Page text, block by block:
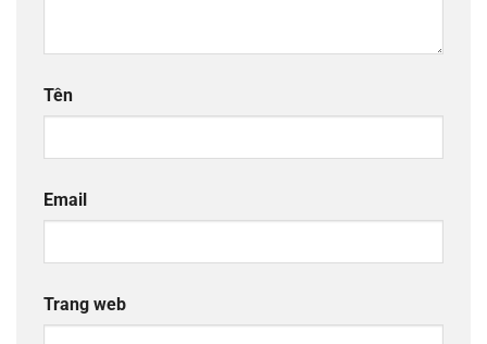
Tên
Email
Trang web